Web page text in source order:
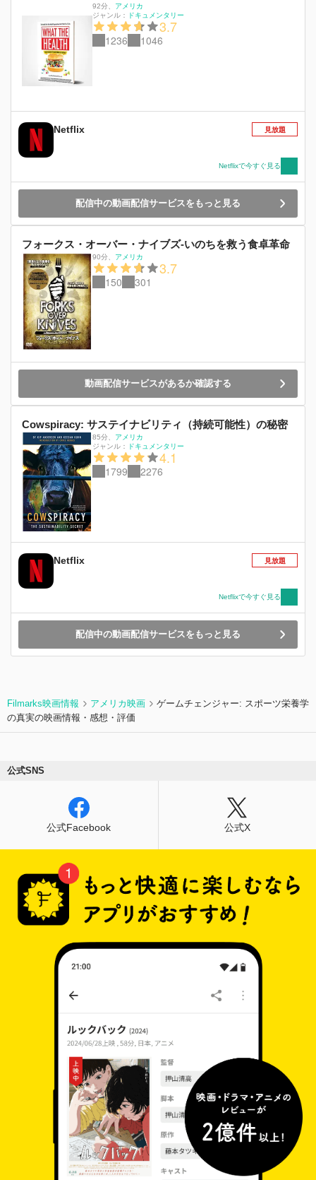
92分
アメリカ
ジャンル：
ドキュメンタリー
3.7
1236 1046
Netflix 見放題
Netflixで今すぐ見る
配信中の動画配信サービスをもっと見る
フォークス・オーバー・ナイブズ-いのちを救う食卓革命
90分 アメリカ
3.7
150 301
動画配信サービスがあるか確認する
Cowspiracy: サステイナビリティ（持続可能性）の秘密
85分
アメリカ
ジャンル：
ドキュメンタリー
4.1
1799 2276
Netflix 見放題
Netflixで今すぐ見る
配信中の動画配信サービスをもっと見る
Filmarks映画情報 アメリカ映画
ゲームチェンジャー: スポーツ栄養学
の真実の映画情報・感想・評価
公式SNS
公式Facebook 公式X